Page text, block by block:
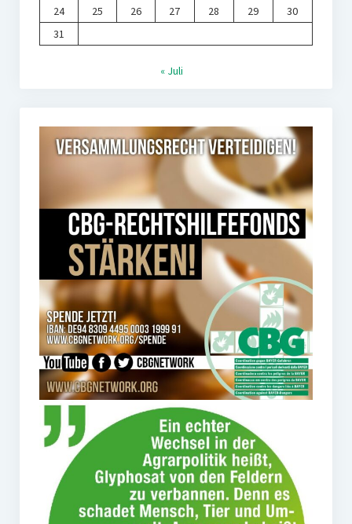
24 25 26 27 28 29
30
31
« Juli